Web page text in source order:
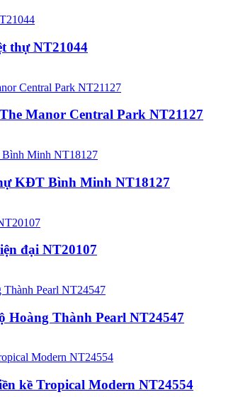
thự NT21044
Manor Central Park NT21127
KĐT Bình Minh NT18127
đại NT20107
Hoàng Thành Pearl NT24547
kề Tropical Modern NT24554